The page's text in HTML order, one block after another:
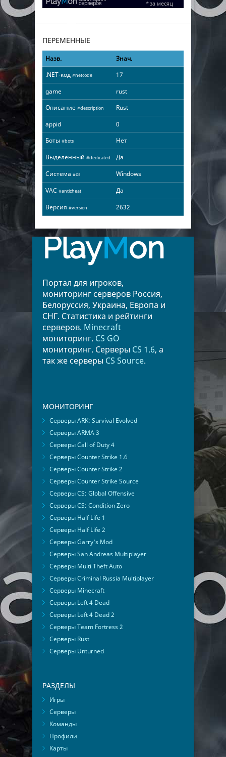
ПЕРЕМЕННЫЕ
Назв.
Знач.
.NET-код #netcode
17
game
rust
Описание #description
Rust
appid
0
Боты #bots
Нет
Выделенный #dedicated
Да
Система #os
Windows
VAC #anticheat
Да
Версия #version 2632
PlayMon
Портал для игроков,
мониторинг серверов Россия,
Белоруссия, Украина, Европа и
СНГ. Статистика и рейтинги
серверов. Minecraft
мониторинг. CS GO
мониторинг. Серверы CS 1.6, а
так же серверы CS Source.
МОНИТОРИНГ
Серверы ARK: Survival Evolved
Серверы ARMA 3
Серверы Call of Duty 4
Серверы Counter Strike 1.6
Серверы Counter Strike 2
Серверы Counter Strike Source
Серверы CS: Global Offensive
Серверы CS: Condition Zero
Серверы Half Life 1
Серверы Half Life 2
Серверы Garry's Mod
Серверы San Andreas Multiplayer
Серверы Multi Theft Auto
Серверы Criminal Russia Multiplayer
Серверы Minecraft
Серверы Left 4 Dead
Серверы Left 4 Dead 2
Серверы Team Fortress 2
Серверы Rust
Серверы Unturned
РАЗДЕЛЫ
Игры
Серверы
Команды
Профили
Карты